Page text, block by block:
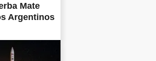
Mate
Argentinos